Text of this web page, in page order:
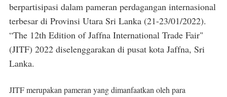
berpartisipasi dalam pameran perdagangan internasional
terbesar di Provinsi Utara Sri Lanka (21-23/01/2022).
“The 12th Edition of Jaffna International Trade Fair"
(JITF) 2022 diselenggarakan di pusat kota Jaffna, Sri
Lanka.
JITF merupakan pameran yang dimanfaatkan oleh para